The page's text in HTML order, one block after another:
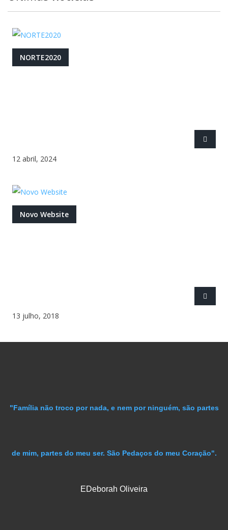
NORTE2020
12 abril, 2024
Novo Website
13 julho, 2018
"Família não troco por nada, e nem por ninguém, são partes
de mim, partes do meu ser. São Pedaços do meu Coração".
EDeborah Oliveira